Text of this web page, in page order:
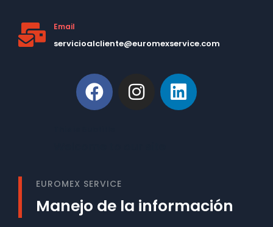
Email
servicioalcliente@euromexservice.com
EUROMEX SERVICE
Manejo de la información